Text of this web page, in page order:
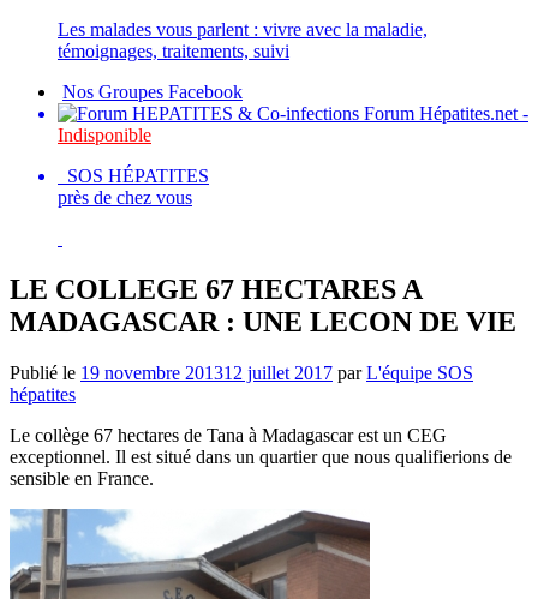
Les malades vous parlent : vivre avec la maladie,
témoignages, traitements, suivi
Nos Groupes Facebook
Forum Hépatites.net -
Indisponible
SOS HÉPATITES
près de chez vous
LE COLLEGE 67 HECTARES A
MADAGASCAR : UNE LECON DE VIE
Publié le 19 novembre 201312 juillet 2017 parL'équipe SOS
hépatites
Le collège 67 hectares de Tana à Madagascar est un CEG
exceptionnel. Il est situé dans un quartier que nous qualifierions de
sensible en France.